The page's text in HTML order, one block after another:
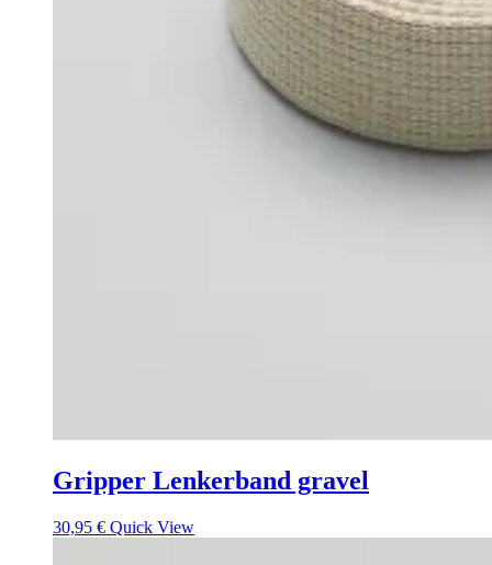
Gripper Lenkerband gravel
30,95 € Quick View